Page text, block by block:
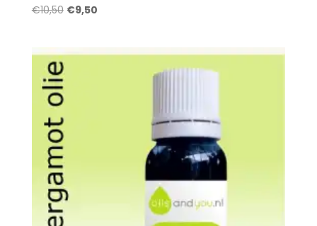
€10,50 Oorspronkelijke
€10,50.
€9,50Huidige
€9,50.